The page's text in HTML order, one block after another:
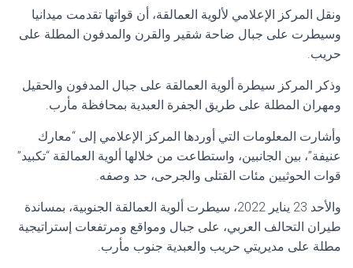
ونقل المركز الإعلامي لألوية العمالقة، أن قواتها تقدمت ميدانيا
وسيطرت على جبال ضاحة شقير والقرن والمدفون المطلة على
حريب.
وذكر المركز سيطرة ألوية العمالقة على جبال المدفون والحقيل
ومهران المطلة على طريق الجفرة العبدية بمحافظة مأرب.
وأشارت المعلومات التي أوردها المركز الإعلامي إلى “معارك
عنيفة”، بين الجانبين، واستطاعت من خلالها ألوية العمالقة “تكبيد”
قوات الحوثيين مئات القتلى والجرحى، حد وصفه.
والأحد 23 يناير 2022، سيطرت ألوية العمالقة الجنوبية، بمساندة
طيران التحالف العربي، على جبال ومواقع ومرتفعات إستراتيجية
مطلة على مديريتي حريب والعبدية جنوب مأرب.